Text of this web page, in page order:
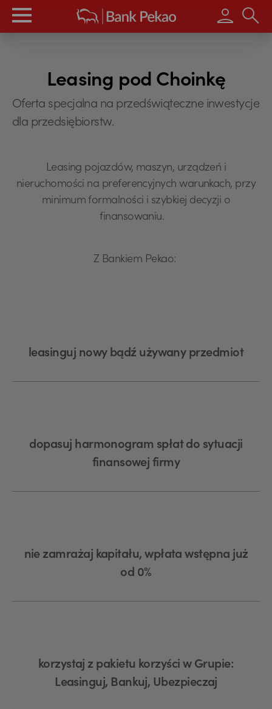
Wpisz
Leasing pod Choinkę
Oferta specjalna na przedświąteczne inwestycje
dla przedsiębiorstw.
Leasing pojazdów, maszyn, urządzeń i
nieruchomości na preferencyjnych warunkach, przy
minimum formalności i szybkiej decyzji o
finansowaniu.
Z Bankiem Pekao:
leasinguj nowy bądź używany przedmiot
dopasuj harmonogram spłat do sytuacji
finansowej firmy
nie zamrażaj kapitału, wpłata wstępna już
od 0%
korzystaj z pakietu korzyści w Grupie:
Leasinguj, Bankuj, Ubezpieczaj